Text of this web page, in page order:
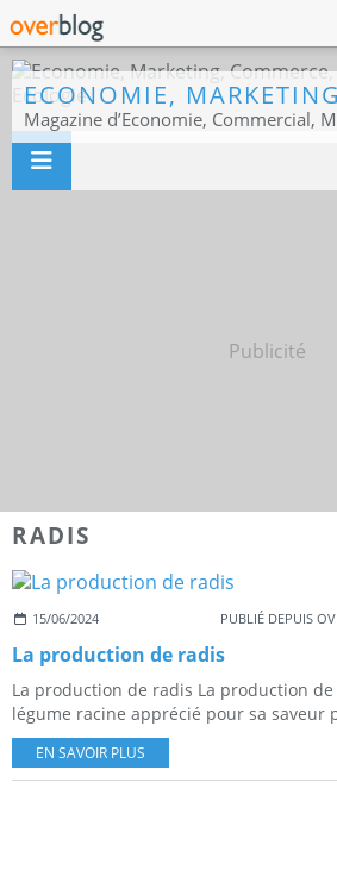
Publicité
RADIS
15/06/2024 PUBLIÉ DEPUIS
La production de radis
La production de radis La production
légume racine apprécié pour sa saveur
EN SAVOIR PLUS